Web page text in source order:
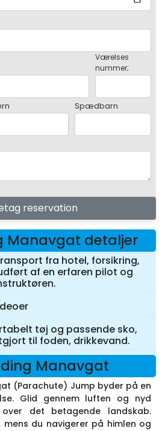
Værelses
nummer;
Spædbarn
reservation
Manavgat detaljer
fra hotel, forsikring,
af en erfaren pilot og
tøj og passende sko,
til foden, drikkevand.
Manavgat
(Parachute) Jump byder på en
Glid gennem luften og nyd
over det betagende landskab.
du navigerer på himlen og